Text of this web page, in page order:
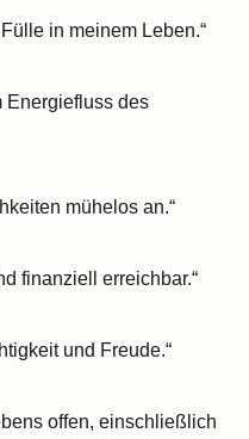
in meinem Leben.“
Energiefluss des
mühelos an.“
finanziell erreichbar.“
und Freude.“
offen, einschließlich